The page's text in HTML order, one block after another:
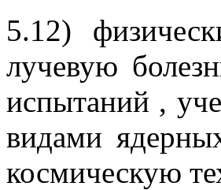
5.12)
лучевую
испытаний ,
видами
космическую